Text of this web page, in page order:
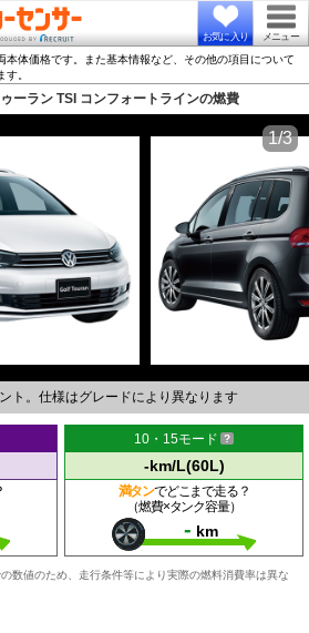
お気に入り メニュー
本体価格です。また基本情報など、その他の項目について
。
ーラン TSI コンフォートラインの燃費
ト。仕様はグレードにより異なります
1/3
10・15モード
-km/L(60L)
満タンでどこまで走る？
（燃費×タンク容量）
- km
数値のため、走行条件等により実際の燃料消費率は異な